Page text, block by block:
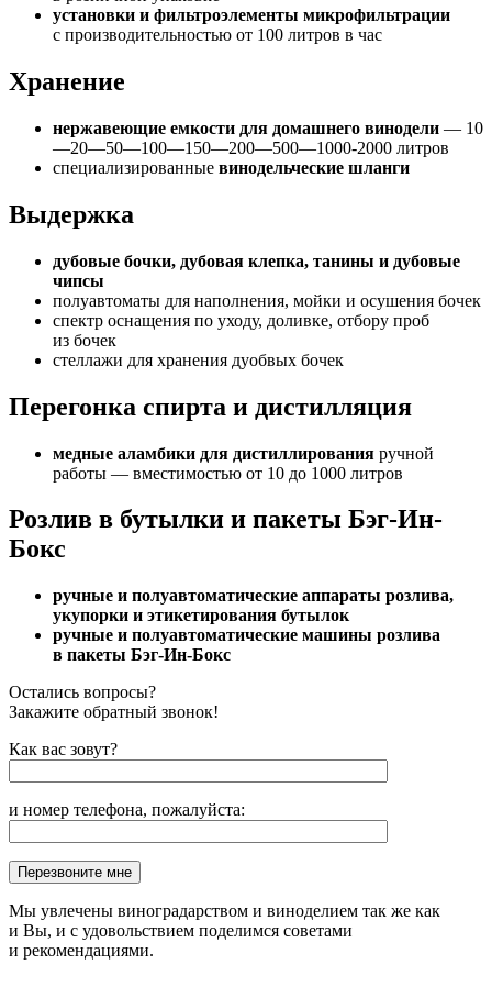
установки и фильтроэлементы микрофильтрации
с производительностью от 100 литров в час
Хранение
нержавеющие емкости для домашнего винодели — 10
—20—50—100—150—200—500—1000-2000 литров
специализированные винодельческие шланги
Выдержка
дубовые бочки, дубовая клепка, танины и дубовые
чипсы
полуавтоматы для наполнения, мойки и осушения бочек
спектр оснащения по уходу, доливке, отбору проб
из бочек
стеллажи для хранения дуобвых бочек
Перегонка спирта и дистилляция
медные аламбики для дистиллирования ручной
работы — вместимостью от 10 до 1000 литров
Розлив в бутылки и пакеты Бэг-Ин-
Бокс
ручные и полуавтоматические аппараты розлива,
укупорки и этикетирования бутылок
ручные и полуавтоматические машины розлива
в пакеты Бэг-Ин-Бокс
Остались вопросы?
Закажите обратный звонок!
Как вас зовут?
и номер телефона, пожалуйста:
Мы увлечены виноградарством и виноделием так же как
и Вы, и с удовольствием поделимся советами
и рекомендациями.